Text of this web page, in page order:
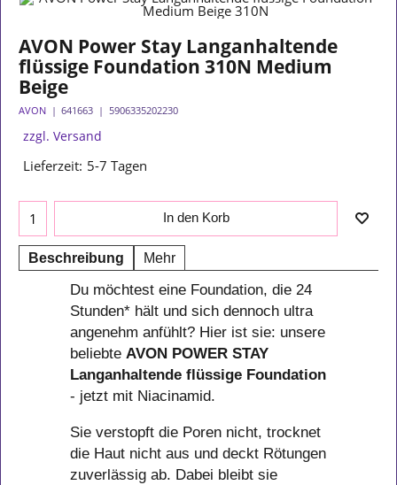
AVON Power Stay Langanhaltende
flüssige Foundation 310N Medium
Beige
AVON 641663 5906335202230
zzgl. Versand
Lieferzeit: 5-7 Tagen
In den Korb
Beschreibung Mehr
Du möchtest eine Foundation, die 24
Stunden* hält und sich dennoch ultra
angenehm anfühlt? Hier ist sie: unsere
beliebte AVON POWER STAY
Langanhaltende flüssige Foundation
- jetzt mit Niacinamid.
Sie verstopft die Poren nicht, trocknet
die Haut nicht aus und deckt Rötungen
zuverlässig ab. Dabei bleibt sie